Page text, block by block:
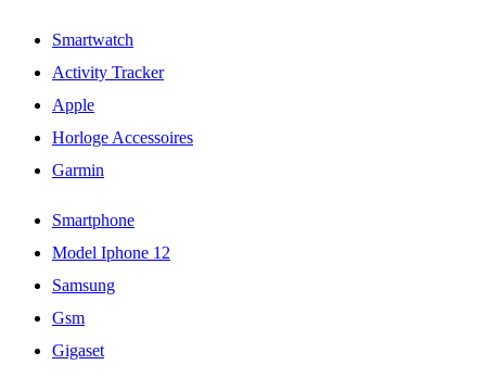
Smartwatch
Activity Tracker
Apple
Horloge Accessoires
Garmin
Smartphone
Model Iphone 12
Samsung
Gsm
Gigaset